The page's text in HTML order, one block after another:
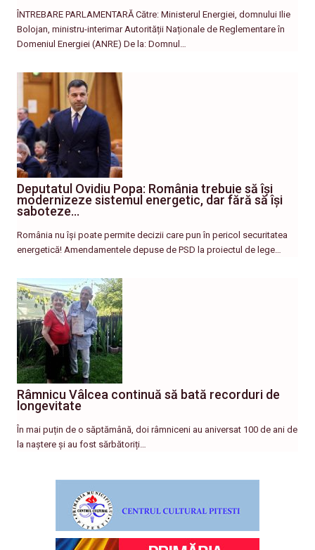
ÎNTREBARE PARLAMENTARĂ Către: Ministerul Energiei, domnului Ilie
Bolojan, ministru-interimar Autorității Naționale de Reglementare în
Domeniul Energiei (ANRE) De la: Domnul…
Deputatul Ovidiu Popa: România trebuie să își
modernizeze sistemul energetic, dar fără să își
saboteze…
România nu își poate permite decizii care pun în pericol securitatea
energetică! Amendamentele depuse de PSD la proiectul de lege…
Râmnicu Vâlcea continuă să bată recorduri de
longevitate
În mai puțin de o săptămână, doi râmniceni au aniversat 100 de ani de
la naștere și au fost sărbătoriți…